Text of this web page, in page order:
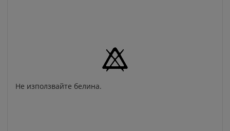
Не използвайте белина.